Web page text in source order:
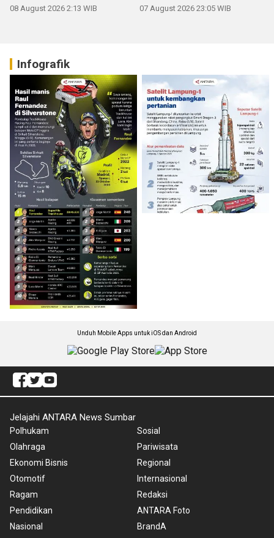
08 August 2026 2:13 WIB 07 August 2026 23:05 WIB
Infografik
Unduh Mobile Apps untuk iOS dan Android
Jelajahi ANTARA News Sumbar
Polhukam
Olahraga
Ekonomi Bisnis
Otomotif
Ragam
Pendidikan
Nasional
Sosial
Pariwisata
Regional
Internasional
Redaksi
ANTARA Foto
BrandA